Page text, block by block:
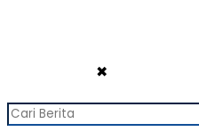
✖